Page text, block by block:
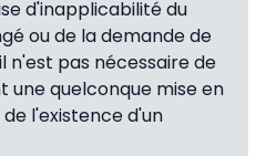
d'inapplicabilité du
ou de la demande de
n'est pas nécessaire de
quelconque mise en
l'existence d'un